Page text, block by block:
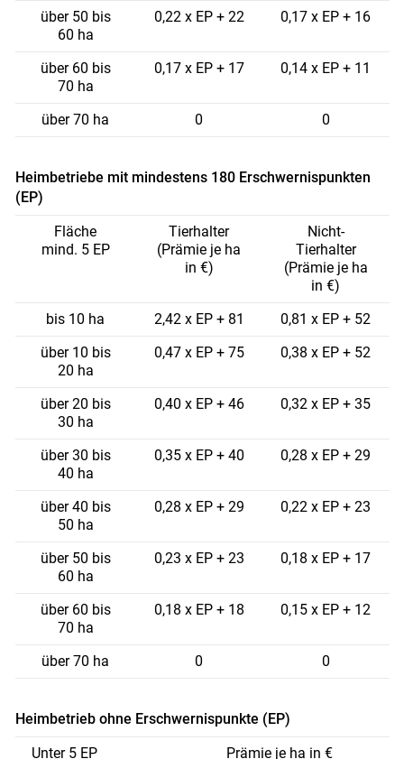
über 50 bis
60 ha
0,22 x EP + 22 0,17 x EP + 16
über 60 bis
70 ha
0,17 x EP + 17 0,14 x EP + 11
über 70 ha 0 0
Heimbetriebe mit mindestens 180 Erschwernispunkten
(EP)
Fläche
mind. 5 EP
Tierhalter
(Prämie je ha
in €)
Nicht-
Tierhalter
(Prämie je ha
in €)
bis 10 ha
2,42 x EP + 81
0,81 x EP + 52
über 10 bis
20 ha
0,47 x EP + 75 0,38 x EP + 52
über 20 bis
30 ha
0,40 x EP + 46 0,32 x EP + 35
über 30 bis
40 ha
0,35 x EP + 40 0,28 x EP + 29
über 40 bis
50 ha
0,28 x EP + 29 0,22 x EP + 23
über 50 bis
60 ha
0,23 x EP + 23 0,18 x EP + 17
über 60 bis
70 ha
0,18 x EP + 18 0,15 x EP + 12
über 70 ha 0 0
Heimbetrieb ohne Erschwernispunkte (EP)
Unter 5 EP
Prämie je ha in €